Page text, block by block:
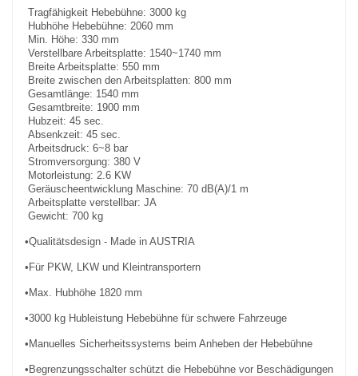
Tragfähigkeit Hebebühne: 3000 kg
Hubhöhe Hebebühne: 2060 mm
Min. Höhe: 330 mm
Verstellbare Arbeitsplatte: 1540~1740 mm
Breite Arbeitsplatte: 550 mm
Breite zwischen den Arbeitsplatten: 800 mm
Gesamtlänge: 1540 mm
Gesamtbreite: 1900 mm
Hubzeit: 45 sec.
Absenkzeit: 45 sec.
Arbeitsdruck: 6~8 bar
Stromversorgung: 380 V
Motorleistung: 2.6 KW
Geräuscheentwicklung Maschine: 70 dB(A)/1 m
Arbeitsplatte verstellbar: JA
Gewicht: 700 kg
•Qualitätsdesign - Made in AUSTRIA
•Für PKW, LKW und Kleintransportern
•Max. Hubhöhe 1820 mm
•3000 kg Hubleistung Hebebühne für schwere Fahrzeuge
•Manuelles Sicherheitssystems beim Anheben der Hebebühne
•Begrenzungsschalter schützt die Hebebühne vor Beschädigungen